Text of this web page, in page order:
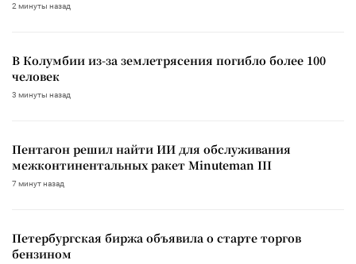
2 минуты назад
В Колумбии из-за землетрясения погибло более 100
человек
3 минуты назад
Пентагон решил найти ИИ для обслуживания
межконтинентальных ракет Minuteman III
7 минут назад
Петербургская биржа объявила о старте торгов
бензином